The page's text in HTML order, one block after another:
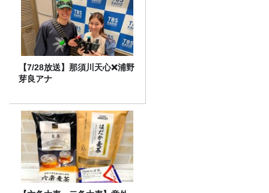
【7/28放送】那須川天心❌浦野
芽良アナ